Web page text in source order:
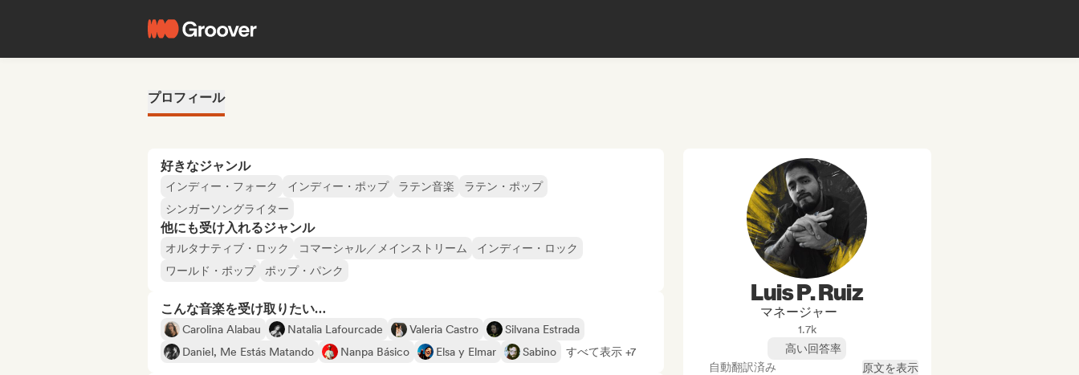
プロフィール
好きなジャンル
インディー・フォーク インディー・ポップ ラテン音楽
ラテン・ポップ
シンガーソングライター
他にも受け入れるジャンル
オルタナティブ・ロック コマーシャル／メインストリーム
インディー・ロック
ワールド・ポップ
ポップ・パンク
こんな音楽を受け取りたい…
Carolina Alabau Natalia Lafourcade Valeria Castro
Silvana Estrada
Daniel, Me Estás Matando
Nanpa Básico Elsa y Elmar Sabino すべて表示 +7
Luis P. Ruiz
マネージャー
1.7k
高い回答率
自動翻訳済み
原文を表示